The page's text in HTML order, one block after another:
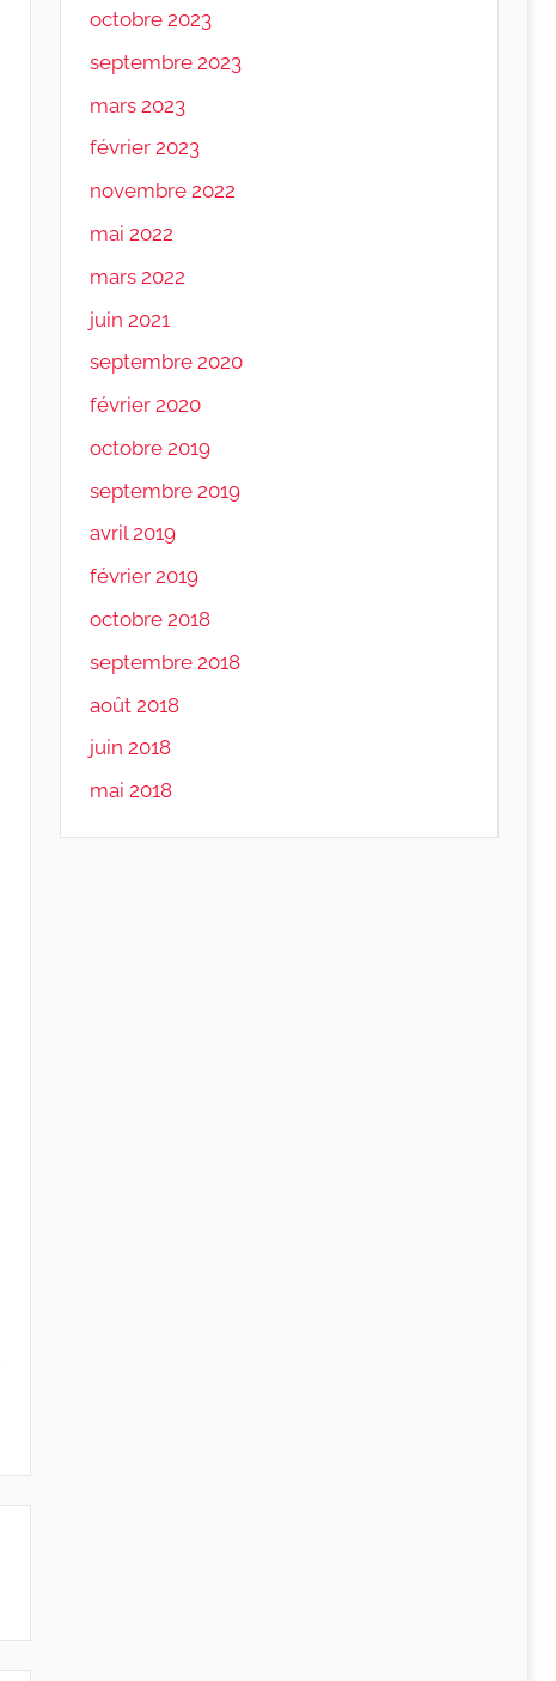
octobre 2023
septembre 2023
mars 2023
février 2023
novembre 2022
mai 2022
mars 2022
juin 2021
septembre 2020
février 2020
octobre 2019
septembre 2019
avril 2019
février 2019
octobre 2018
septembre 2018
août 2018
juin 2018
mai 2018